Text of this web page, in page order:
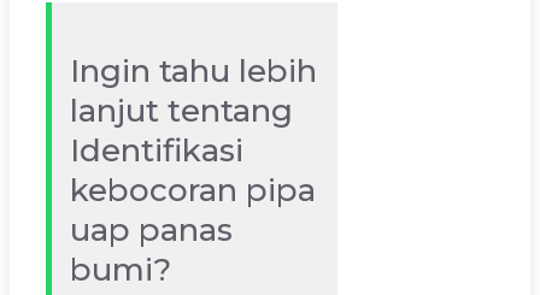
Ingin tahu lebih
lanjut tentang
Identifikasi
kebocoran pipa
uap panas
bumi?